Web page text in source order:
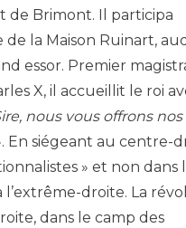
de Brimont. Il participa
la Maison Ruinart,
essor. Premier
X, il accueillit le roi
nous vous offrons nos
En siégeant au centre-
» et non dans
l’extrême-droite. La
dans le camp des